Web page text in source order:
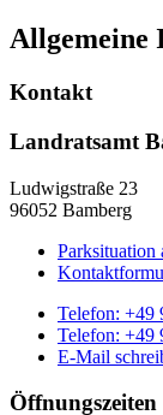
Allgemeine
Kontakt
Landratsamt
Ludwigstraße 23
96052 Bamberg
Parksituation
Telefon: +49
Telefon: +49
E-Mail
Öffnungszeiten